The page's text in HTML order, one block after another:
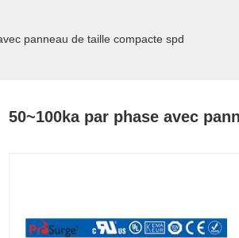
panneau de taille compacte spd
50~100ka par phase avec